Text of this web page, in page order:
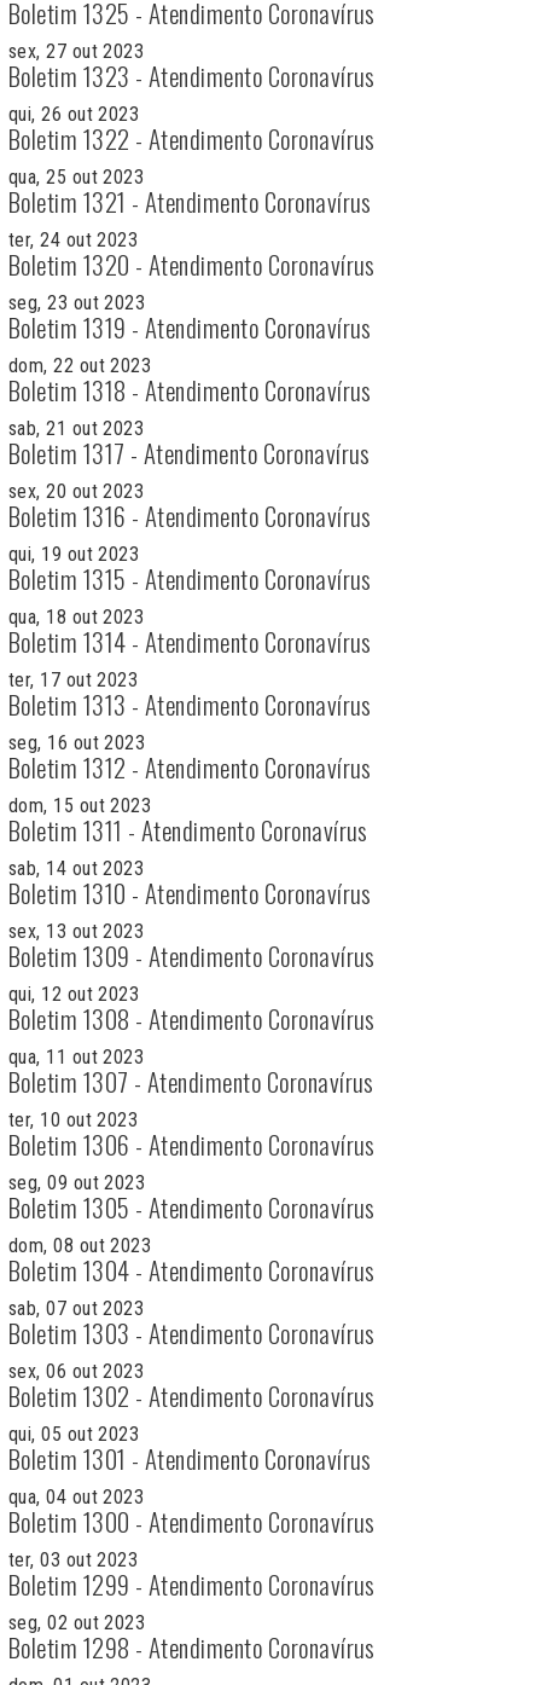
Boletim 1325 - Atendimento Coronavírus
sex, 27 out 2023
Boletim 1323 - Atendimento Coronavírus
qui, 26 out 2023
Boletim 1322 - Atendimento Coronavírus
qua, 25 out 2023
Boletim 1321 - Atendimento Coronavírus
ter, 24 out 2023
Boletim 1320 - Atendimento Coronavírus
seg, 23 out 2023
Boletim 1319 - Atendimento Coronavírus
dom, 22 out 2023
Boletim 1318 - Atendimento Coronavírus
sab, 21 out 2023
Boletim 1317 - Atendimento Coronavírus
sex, 20 out 2023
Boletim 1316 - Atendimento Coronavírus
qui, 19 out 2023
Boletim 1315 - Atendimento Coronavírus
qua, 18 out 2023
Boletim 1314 - Atendimento Coronavírus
ter, 17 out 2023
Boletim 1313 - Atendimento Coronavírus
seg, 16 out 2023
Boletim 1312 - Atendimento Coronavírus
dom, 15 out 2023
Boletim 1311 - Atendimento Coronavírus
sab, 14 out 2023
Boletim 1310 - Atendimento Coronavírus
sex, 13 out 2023
Boletim 1309 - Atendimento Coronavírus
qui, 12 out 2023
Boletim 1308 - Atendimento Coronavírus
qua, 11 out 2023
Boletim 1307 - Atendimento Coronavírus
ter, 10 out 2023
Boletim 1306 - Atendimento Coronavírus
seg, 09 out 2023
Boletim 1305 - Atendimento Coronavírus
dom, 08 out 2023
Boletim 1304 - Atendimento Coronavírus
sab, 07 out 2023
Boletim 1303 - Atendimento Coronavírus
sex, 06 out 2023
Boletim 1302 - Atendimento Coronavírus
qui, 05 out 2023
Boletim 1301 - Atendimento Coronavírus
qua, 04 out 2023
Boletim 1300 - Atendimento Coronavírus
ter, 03 out 2023
Boletim 1299 - Atendimento Coronavírus
seg, 02 out 2023
Boletim 1298 - Atendimento Coronavírus